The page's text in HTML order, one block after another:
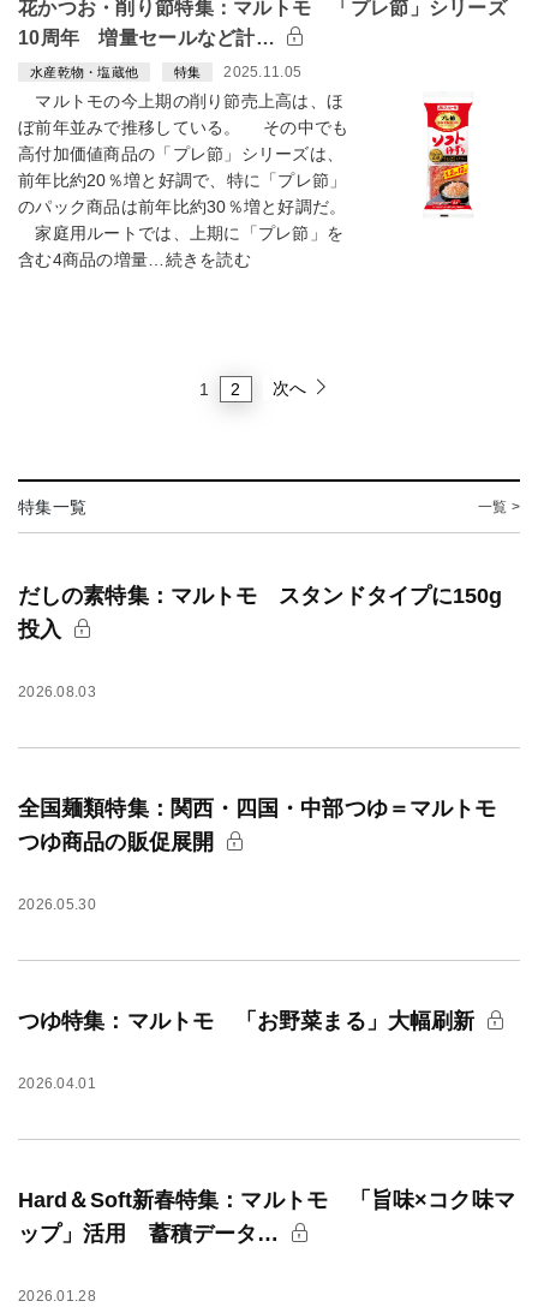
花かつお・削り節特集：マルトモ 「プレ節」シリーズ
10周年 増量セールなど計…
水産乾物・塩蔵他 特集 2025.11.05
マルトモの今上期の削り節売上高は、ほ
ぼ前年並みで推移している。 その中でも
高付加価値商品の「プレ節」シリーズは、
前年比約20％増と好調で、特に「プレ節」
のパック商品は前年比約30％増と好調だ。
家庭用ルートでは、上期に「プレ節」を
含む4商品の増量…続きを読む
1 2 次へ
特集一覧 一覧 >
だしの素特集：マルトモ スタンドタイプに150g
投入
2026.08.03
全国麺類特集：関西・四国・中部つゆ＝マルトモ
つゆ商品の販促展開
2026.05.30
つゆ特集：マルトモ 「お野菜まる」大幅刷新
2026.04.01
Hard＆Soft新春特集：マルトモ 「旨味×コク味マ
ップ」活用 蓄積データ…
2026.01.28